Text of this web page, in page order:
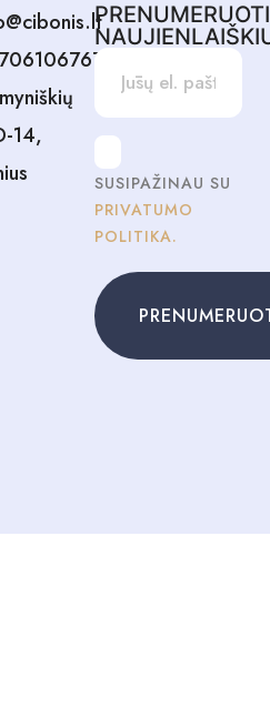
14,
PRENUMERUOTI
SUSIPAŽINAU SU
PRIVATUMO
POLITIKA.